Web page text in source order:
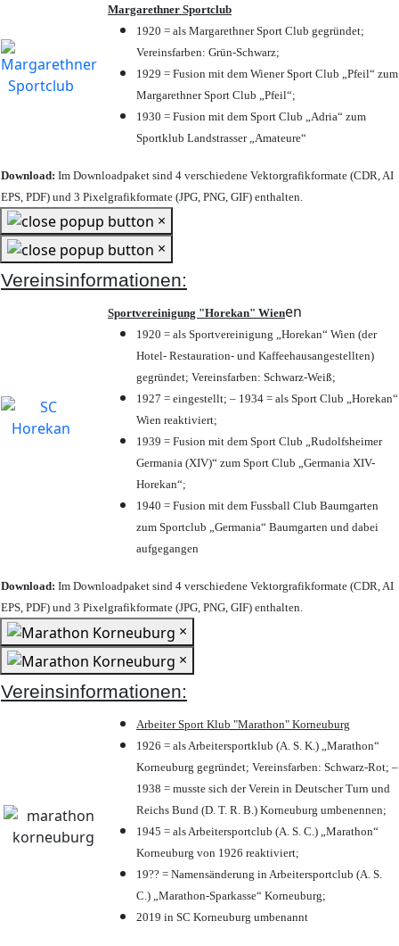
Margarethner Sportclub
1920 = als Margarethner Sport Club gegründet;
Vereinsfarben: Grün-Schwarz;
1929 = Fusion mit dem Wiener Sport Club „Pfeil“ zum
Margarethner Sport Club „Pfeil“;
1930 = Fusion mit dem Sport Club „Adria“ zum
Sportklub Landstrasser „Amateure“
Download: Im Downloadpaket sind 4 verschiedene Vektorgrafikformate (CDR, AI
EPS, PDF) und 3 Pixelgrafikformate (JPG, PNG, GIF) enthalten.
×
×
Vereinsinformationen:
Sportvereinigung "Horekan" Wienen
1920 = als Sportvereinigung „Horekan“ Wien (der
Hotel- Restauration- und Kaffeehausangestellten)
gegründet; Vereinsfarben: Schwarz-Weiß;
1927 = eingestellt; – 1934 = als Sport Club „Horekan“
Wien reaktiviert;
1939 = Fusion mit dem Sport Club „Rudolfsheimer
Germania (XIV)“ zum Sport Club „Germania XIV-
Horekan“;
1940 = Fusion mit dem Fussball Club Baumgarten
zum Sportclub „Germania“ Baumgarten und dabei
aufgegangen
Download: Im Downloadpaket sind 4 verschiedene Vektorgrafikformate (CDR, AI
EPS, PDF) und 3 Pixelgrafikformate (JPG, PNG, GIF) enthalten.
×
×
Vereinsinformationen:
Arbeiter Sport Klub "Marathon" Korneuburg
1926 = als Arbeitersportklub (A. S. K.) „Marathon“
Korneuburg gegründet; Vereinsfarben: Schwarz-Rot; –
1938 = musste sich der Verein in Deutscher Turn und
Reichs Bund (D. T. R. B.) Korneuburg umbenennen;
1945 = als Arbeitersportclub (A. S. C.) „Marathon“
Korneuburg von 1926 reaktiviert;
19?? = Namensänderung in Arbeitersportclub (A. S.
C.) „Marathon-Sparkasse“ Korneuburg;
2019 in SC Korneuburg umbenannt